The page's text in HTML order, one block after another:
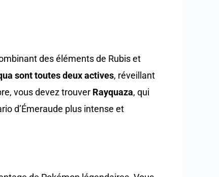
des éléments de Rubis et
sont toutes deux actives, réveillant
vous devez trouver Rayquaza, qui
d’Émeraude plus intense et